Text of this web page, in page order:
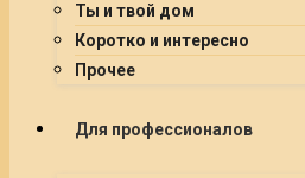
Ты и твой дом
Коротко и интересно
Прочее
Для профессионалов